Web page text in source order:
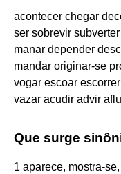
acontecer chegar
ser sobrevir
manar depender
mandar originar-se
vogar escoar
vazar acudir advir
Que surge
1 aparece, mostra-